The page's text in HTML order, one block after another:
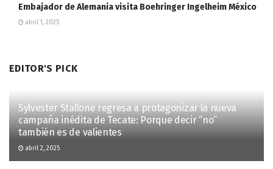
Embajador de Alemania visita Boehringer Ingelheim México
abril 1, 2025
EDITOR'S PICK
Sylvester Stallone regresa a protagonizar la nueva
campaña inédita de Tecate: Porque decir “no”
también es de valientes
abril 2, 2025